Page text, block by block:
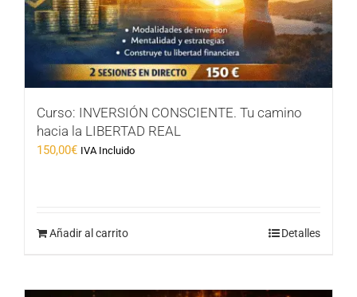
Curso: INVERSIÓN CONSCIENTE. Tu camino
hacia la LIBERTAD REAL
150,00€ IVA Incluido
Añadir al carrito Detalles